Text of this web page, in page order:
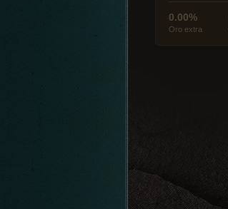
0.00%
Oro extra